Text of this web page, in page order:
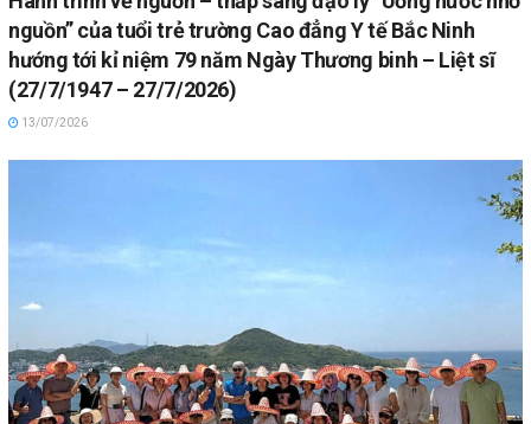
nguồn” của tuổi trẻ trường Cao đẳng Y tế Bắc Ninh
hướng tới kỉ niệm 79 năm Ngày Thương binh – Liệt sĩ
(27/7/1947 – 27/7/2026)
13/07/2026